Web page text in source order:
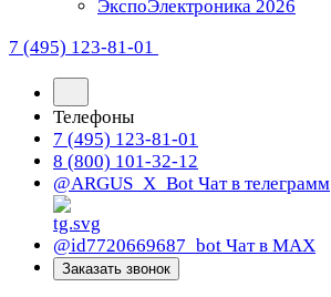
ЭкспоЭлектроника 2026
7 (495) 123-81-01
Телефоны
7 (495) 123-81-01
8 (800) 101-32-12
@ARGUS_X_Bot Чат в телеграмм
@id7720669687_bot Чат в МАХ
Заказать звонок